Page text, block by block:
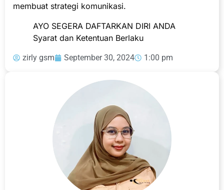
membuat strategi komunikasi.
AYO SEGERA DAFTARKAN DIRI ANDA
Syarat dan Ketentuan Berlaku
zirly gsm September 30, 2024 1:00 pm